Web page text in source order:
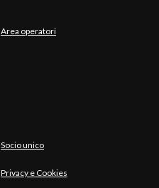
Area operatori
Socio unico
Privacy e Cookies